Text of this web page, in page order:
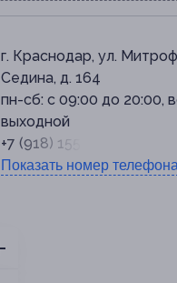
г. Краснодар, ул.
Седина, д. 164
пн-сб: с 09:00 до 20:00,
выходной
+7 (918) 155-75-53
Показать номер телефона